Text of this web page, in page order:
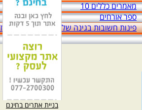
בניית אתרים בחינם
מאמרים כללים 10
ספר אורחים
פינות חשובות בגינה שלפני הכניסה לבית